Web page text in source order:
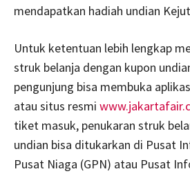
mendapatkan hadiah undian
Untuk ketentuan lebih lengkap
struk belanja dengan kupon
pengunjung bisa membuka
atau situs resmi
tiket masuk, penukaran struk
undian bisa ditukarkan di Pusat
Pusat Niaga (GPN) atau Pusat